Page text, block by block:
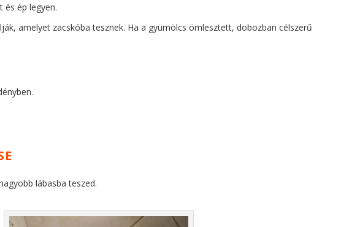
és ép legyen.
amelyet zacskóba tesznek. Ha a gyümölcs ömlesztett, dobozban célszerű
lábasba teszed.